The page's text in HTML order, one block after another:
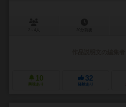
10
興味あり
32
経験あり